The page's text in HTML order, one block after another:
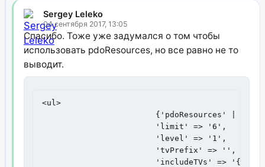
Sergey Leleko
04 сентября 2017, 13:05
Спасибо. Тоже уже задумался о том чтобы
использовать pdoResources, но все равно не то
выводит.
<ul>
{'pdoResources' |
                        'limit' => '6',
                        'level' => '1',
                        'tvPrefix' => '',
'includeTVs' =>